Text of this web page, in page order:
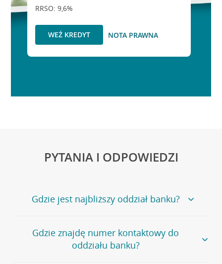
RRSO: 9,6%
WEŹ KREDYT NOTA PRAWNA
PYTANIA I ODPOWIEDZI
Gdzie jest najbliższy oddział banku?
Jeśli szukasz oddziału naszego banku, zapraszamy na
stronęPlacówki i bankomaty, na której znajduje się
wygodna wyszukiwarka.
Gdzie znajdę numer kontaktowy do
oddziału banku?